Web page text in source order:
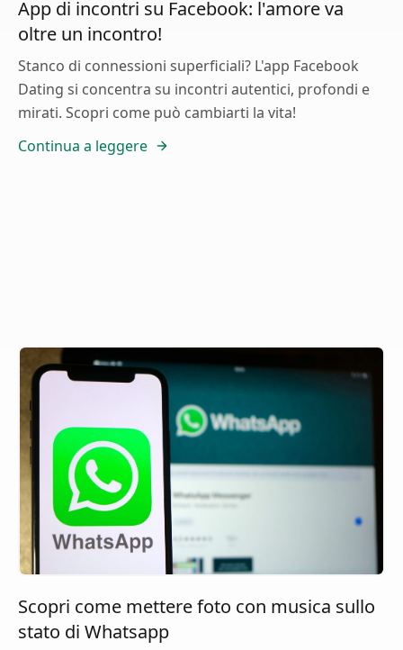
App di incontri su Facebook: l'amore va
oltre un incontro!
Stanco di connessioni superficiali? L'app Facebook
Dating si concentra su incontri autentici, profondi e
mirati. Scopri come può cambiarti la vita!
Continua a leggere
Scopri come mettere foto con musica sullo
stato di Whatsapp